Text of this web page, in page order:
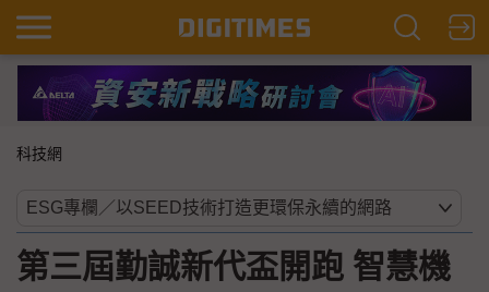
科技網
第三屆勤誠新代盃開跑 智慧機